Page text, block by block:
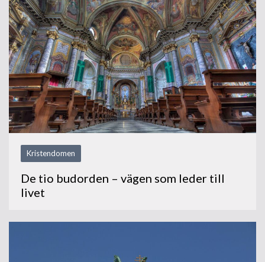
Kristendomen
De tio budorden – vägen som leder till
livet